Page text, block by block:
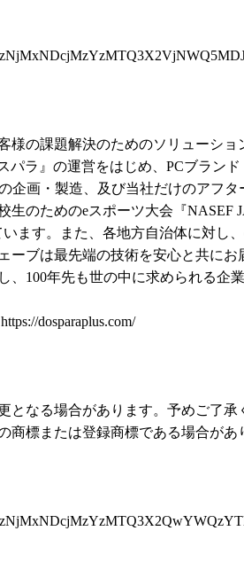
様の課題解決のためのソリューショ
パラ』の運営をはじめ、PCブランド
企画・製造、及び当社だけのアフタ
のためのeスポーツ大会『NASEF
ます。また、各地方自治体に対し
ーブは最先端の技術を安心と共にお
、100年先も世の中に求められる企
https://dosparaplus.com/
なる場合があります。予めご了承
標または登録商標である場合があ